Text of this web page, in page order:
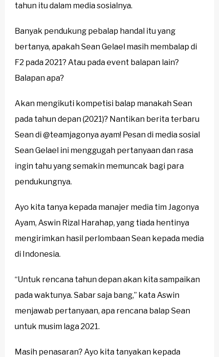
tahun itu dalam media sosialnya.
Banyak pendukung pebalap handal itu yang
bertanya, apakah Sean Gelael masih membalap di
F2 pada 2021? Atau pada event balapan lain?
Balapan apa?
Akan mengikuti kompetisi balap manakah Sean
pada tahun depan (2021)? Nantikan berita terbaru
Sean di @teamjagonya ayam! Pesan di media sosial
Sean Gelael ini menggugah pertanyaan dan rasa
ingin tahu yang semakin memuncak bagi para
pendukungnya.
Ayo kita tanya kepada manajer media tim Jagonya
Ayam, Aswin Rizal Harahap, yang tiada hentinya
mengirimkan hasil perlombaan Sean kepada media
di Indonesia.
“Untuk rencana tahun depan akan kita sampaikan
pada waktunya. Sabar saja bang,” kata Aswin
menjawab pertanyaan, apa rencana balap Sean
untuk musim laga 2021.
Masih penasaran? Ayo kita tanyakan kepada